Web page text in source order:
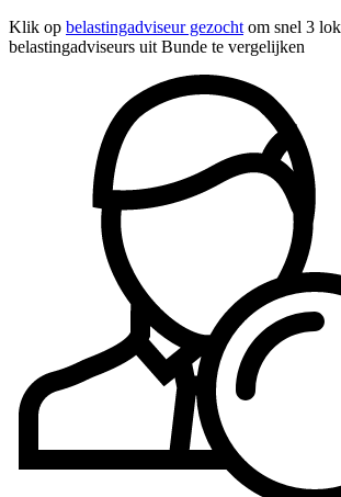
Klik op belastingadviseur gezocht om snel 3
belastingadviseurs uit Bunde te vergelijken